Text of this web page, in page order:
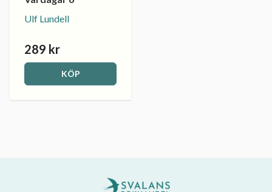
Ulf Lundell
289 kr
KÖP